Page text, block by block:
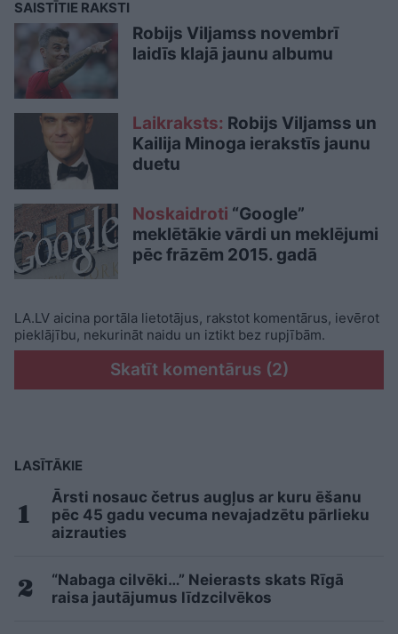
SAISTĪTIE RAKSTI
Robijs Viljamss novembrī
laidīs klajā jaunu albumu
Laikraksts: Robijs Viljamss un
Kailija Minoga ierakstīs jaunu
duetu
Noskaidroti “Google”
meklētākie vārdi un meklējumi
pēc frāzēm 2015. gadā
LA.LV aicina portāla lietotājus, rakstot komentārus, ievērot
pieklājību, nekurināt naidu un iztikt bez rupjībām.
Skatīt komentārus (2)
LASĪTĀKIE
Ārsti nosauc četrus augļus ar kuru ēšanu
pēc 45 gadu vecuma nevajadzētu pārlieku
aizrauties
“Nabaga cilvēki…” Neierasts skats Rīgā
raisa jautājumus līdzcilvēkos